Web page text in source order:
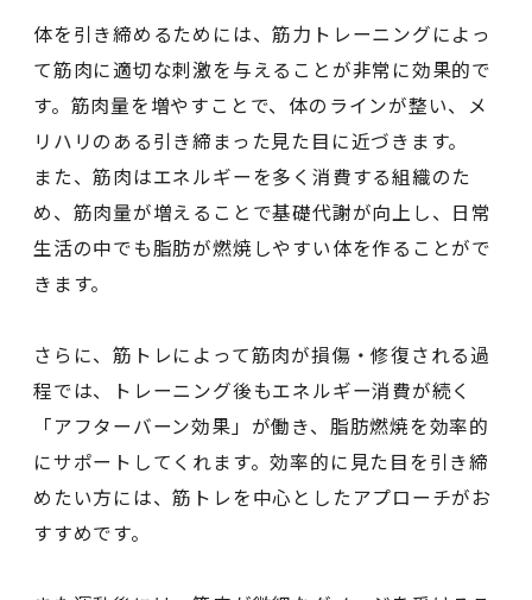
体を引き締めるためには、筋力トレーニングによっ
て筋肉に適切な刺激を与えることが非常に効果的で
す。筋肉量を増やすことで、体のラインが整い、メ
リハリのある引き締まった見た目に近づきます。
また、筋肉はエネルギーを多く消費する組織のた
め、筋肉量が増えることで基礎代謝が向上し、日常
生活の中でも脂肪が燃焼しやすい体を作ることがで
きます。
さらに、筋トレによって筋肉が損傷・修復される過
程では、トレーニング後もエネルギー消費が続く
「アフターバーン効果」が働き、脂肪燃焼を効率的
にサポートしてくれます。効率的に見た目を引き締
めたい方には、筋トレを中心としたアプローチがお
すすめです。